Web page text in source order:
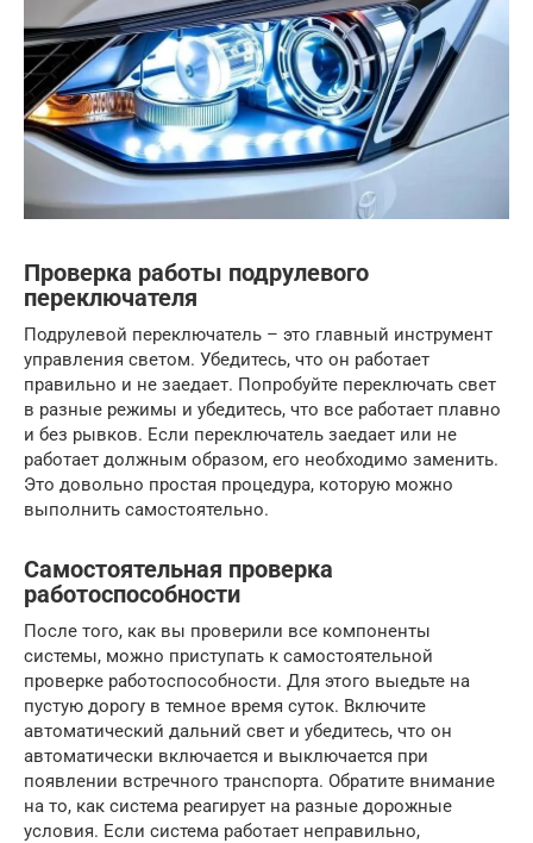
Проверка работы подрулевого
переключателя
Подрулевой переключатель – это главный инструмент
управления светом. Убедитесь, что он работает
правильно и не заедает. Попробуйте переключать свет
в разные режимы и убедитесь, что все работает плавно
и без рывков. Если переключатель заедает или не
работает должным образом, его необходимо заменить.
Это довольно простая процедура, которую можно
выполнить самостоятельно.
Самостоятельная проверка
работоспособности
После того, как вы проверили все компоненты
системы, можно приступать к самостоятельной
проверке работоспособности. Для этого выедьте на
пустую дорогу в темное время суток. Включите
автоматический дальний свет и убедитесь, что он
автоматически включается и выключается при
появлении встречного транспорта. Обратите внимание
на то, как система реагирует на разные дорожные
условия. Если система работает неправильно,